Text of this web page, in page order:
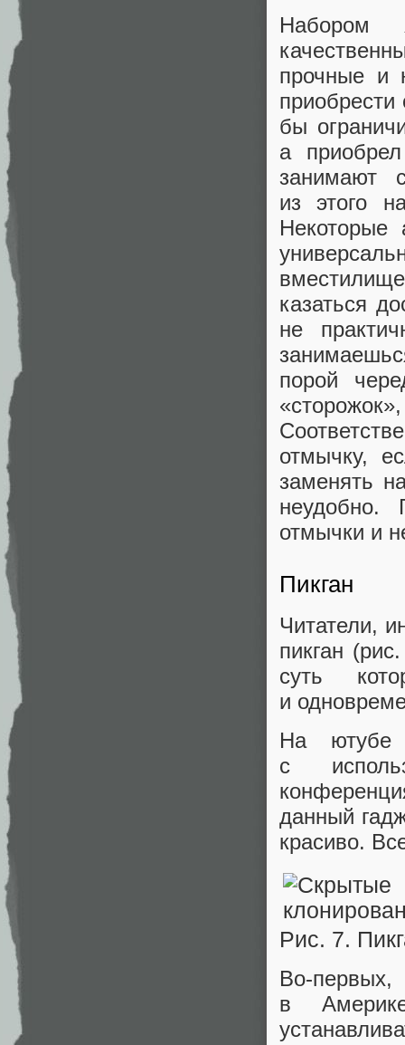
Набором
прочные и
бы
а
занимают
из этого
Некоторые
казаться
не
порой
отмычку,
заменять
неудобно.
отмычки и
Пикган
Читатели,
пикган
суть
и
На ютубе
с
данный
красиво.
Рис. 7.
Во-первых,
в